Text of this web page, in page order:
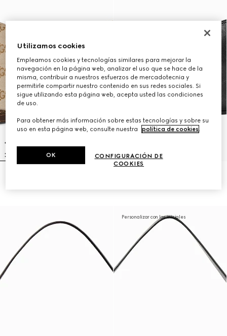
Personalizar con las iniciales
Utilizamos cookies
Empleamos cookies y tecnologías similares para mejorar la
navegación en la página web, analizar el uso que se hace de la
misma, contribuir a nuestros esfuerzos de mercadotecnia y
permitirle compartir nuestro contenido en sus redes sociales. Si
sigue utilizando esta página web, acepta usted las condiciones
de uso.
Para obtener más información sobre estas tecnologías y sobre su
uso en esta página web, consulte nuestra
política de cookies.
CONFIGURACIÓN DE
COOKIES
OK